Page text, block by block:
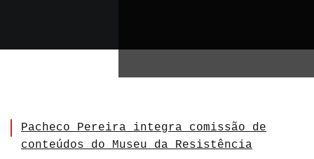
Pacheco Pereira integra comissão de
conteúdos do Museu da Resistência